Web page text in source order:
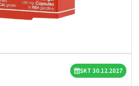
%27
SKT 30.12.2027